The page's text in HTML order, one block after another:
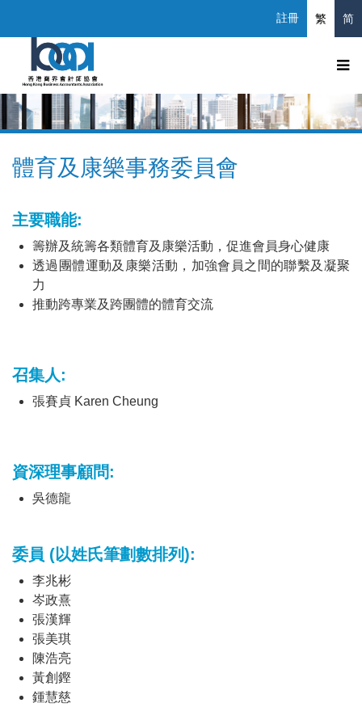
註冊 繁 简
體育及康樂事務委員會
主要職能:
籌辦及統籌各類體育及康樂活動，促進會員身心健康
透過團體運動及康樂活動，加強會員之間的聯繫及凝聚
力
推動跨專業及跨團體的體育交流
召集人:
張賽貞 Karen Cheung
資深理事顧問:
吳德龍
委員 (以姓氏筆劃數排列):
李兆彬
岑政熹
張漢輝
張美琪
陳浩亮
黃創鏗
鍾慧慈